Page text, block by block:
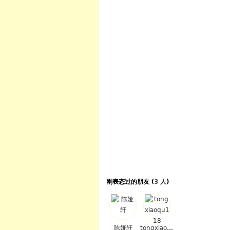
刚表态过的朋友 (3 人)
陈娅轩 tongxiaoqu118